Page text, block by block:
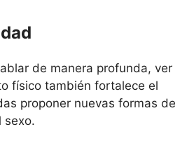
de manera profunda, ver
físico también fortalece el
proponer nuevas formas de
sexo.